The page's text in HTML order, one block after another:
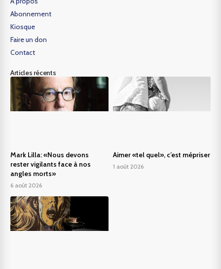
Abonnement
Kiosque
Faire un don
Contact
Articles récents
Mark Lilla: «Nous devons
rester vigilants face à nos
angles morts»
6 août 2026
Aimer «tel quel», c’est mépriser
1 août 2026